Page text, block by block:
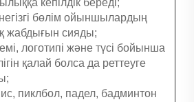
кепілдік береді;
бөлім ойыншылардың
жабдығын сияды;
логотипі және түсі бойынша
қалай болса да реттеуге
пиклбол, падел, бадминтон